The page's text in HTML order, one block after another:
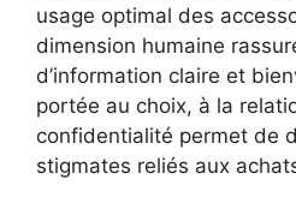
usage optimal des
dimension humaine
d’information claire et
portée au choix, à la
confidentialité permet de
stigmates reliés aux